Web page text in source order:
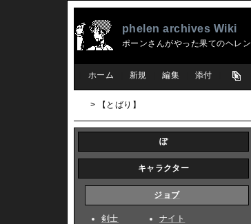
phelen archives Wiki
ポーンさんがやった果てのヘレン
ホーム 新規 編集 添付
> 【とばり】
ぽ
キャラクター
ジョブ
剣士
ナイト